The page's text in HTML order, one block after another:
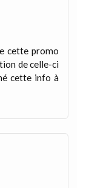
cette promo
de celle-ci
cette info à